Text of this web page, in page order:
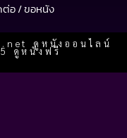
อ / ขอหนัง
ดูหนังออนไลน์
ดูหนังฟรี